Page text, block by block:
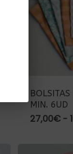
Ir A La Tienda
MIN. 6UD
27,00€ -